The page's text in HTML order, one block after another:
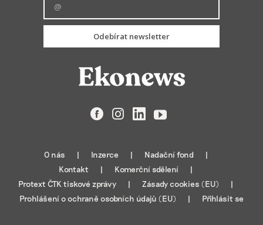
Odebírat newsletter
FacebookInstagramLinkedIn
YouTube
O nás Inzerce
Nadační fond
Kontakt
Komerční sdělení
Protext ČTK tiskové zprávy
Zásady cookies (EU)
Prohlášení o ochraně osobních údajů (EU)
Přihlásit se